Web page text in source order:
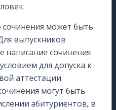
сочинения может быть
выпускников
написание сочинения
для допуска к
аттестации.
могут быть
абитуриентов, в